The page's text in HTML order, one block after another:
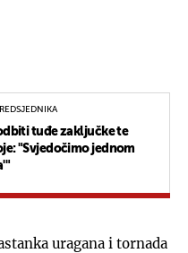
tuđe zaključke te
"Svjedočimo jednom
uragana i tornada